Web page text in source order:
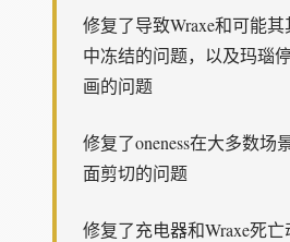
修复了导致Wraxe和可能
中冻结的问题，以及玛瑙
画的问题
修复了oneness在大多数场
面剪切的问题
修复了充电器和Wraxe死